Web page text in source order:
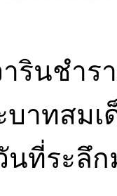
ารินชำ
บาทสม
ที่ระลึ